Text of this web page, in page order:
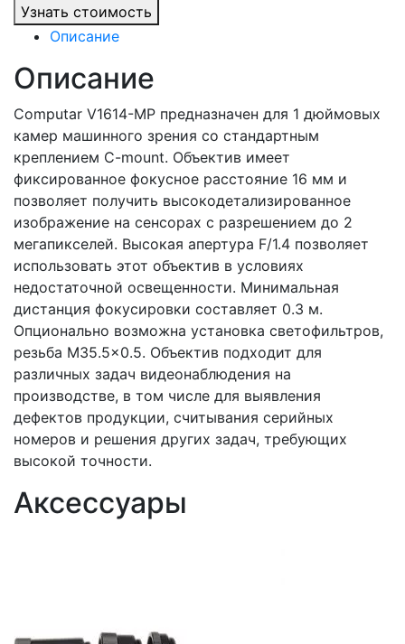
Узнать стоимость
Описание
Описание
Computar V1614-MP предназначен для 1 дюймовых
камер машинного зрения со стандартным
креплением C-mount. Объектив имеет
фиксированное фокусное расстояние 16 мм и
позволяет получить высокодетализированное
изображение на сенсорах с разрешением до 2
мегапикселей. Высокая апертура F/1.4 позволяет
использовать этот объектив в условиях
недостаточной освещенности. Минимальная
дистанция фокусировки составляет 0.3 м.
Опционально возможна установка светофильтров,
резьба M35.5×0.5. Объектив подходит для
различных задач видеонаблюдения на
производстве, в том числе для выявления
дефектов продукции, считывания серийных
номеров и решения других задач, требующих
высокой точности.
Аксессуары